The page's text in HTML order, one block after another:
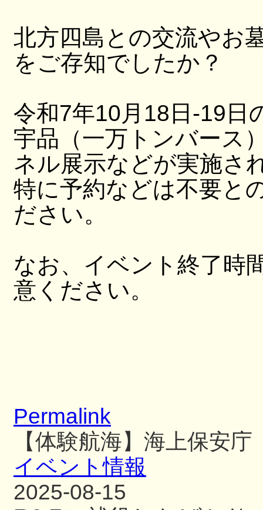
北方四島との交流やお
をご存知でしたか？
令和7年10月18日-19日
宇品（一万トンバース
ネル展示などが実施さ
特に予約などは不要と
ださい。
なお、イベント終了時
意ください。
Permalink
【体験航海】海上保安
イベント情報
2025-08-15